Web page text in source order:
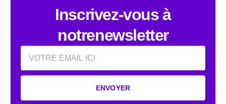
Inscrivez-vous à
notrenewsletter
Email
ENVOYER